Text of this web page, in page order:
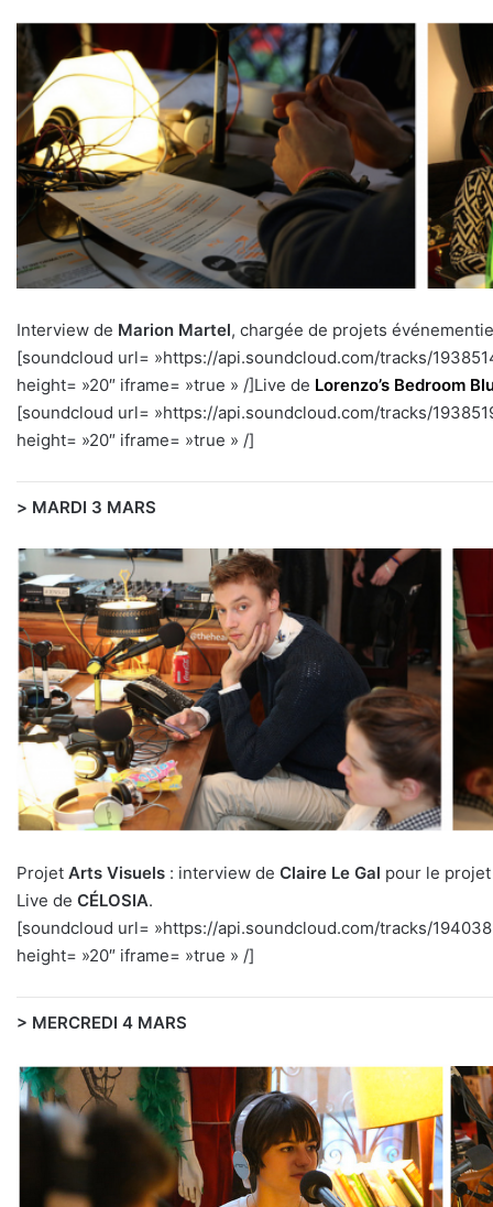
Interview de Marion Martel, chargée de projets
[soundcloud url= »https://api.soundcloud.com/tracks/
height= »20″ iframe= »true » /]Live de Lorenzo’s Bedroom
[soundcloud url= »https://api.soundcloud.com/tracks/
height= »20″ iframe= »true » /]
> MARDI 3 MARS
Projet Arts Visuels : interview de Claire Le Gal pour le
Live de CÉLOSIA.
[soundcloud url= »https://api.soundcloud.com/tracks/
height= »20″ iframe= »true » /]
> MERCREDI 4 MARS